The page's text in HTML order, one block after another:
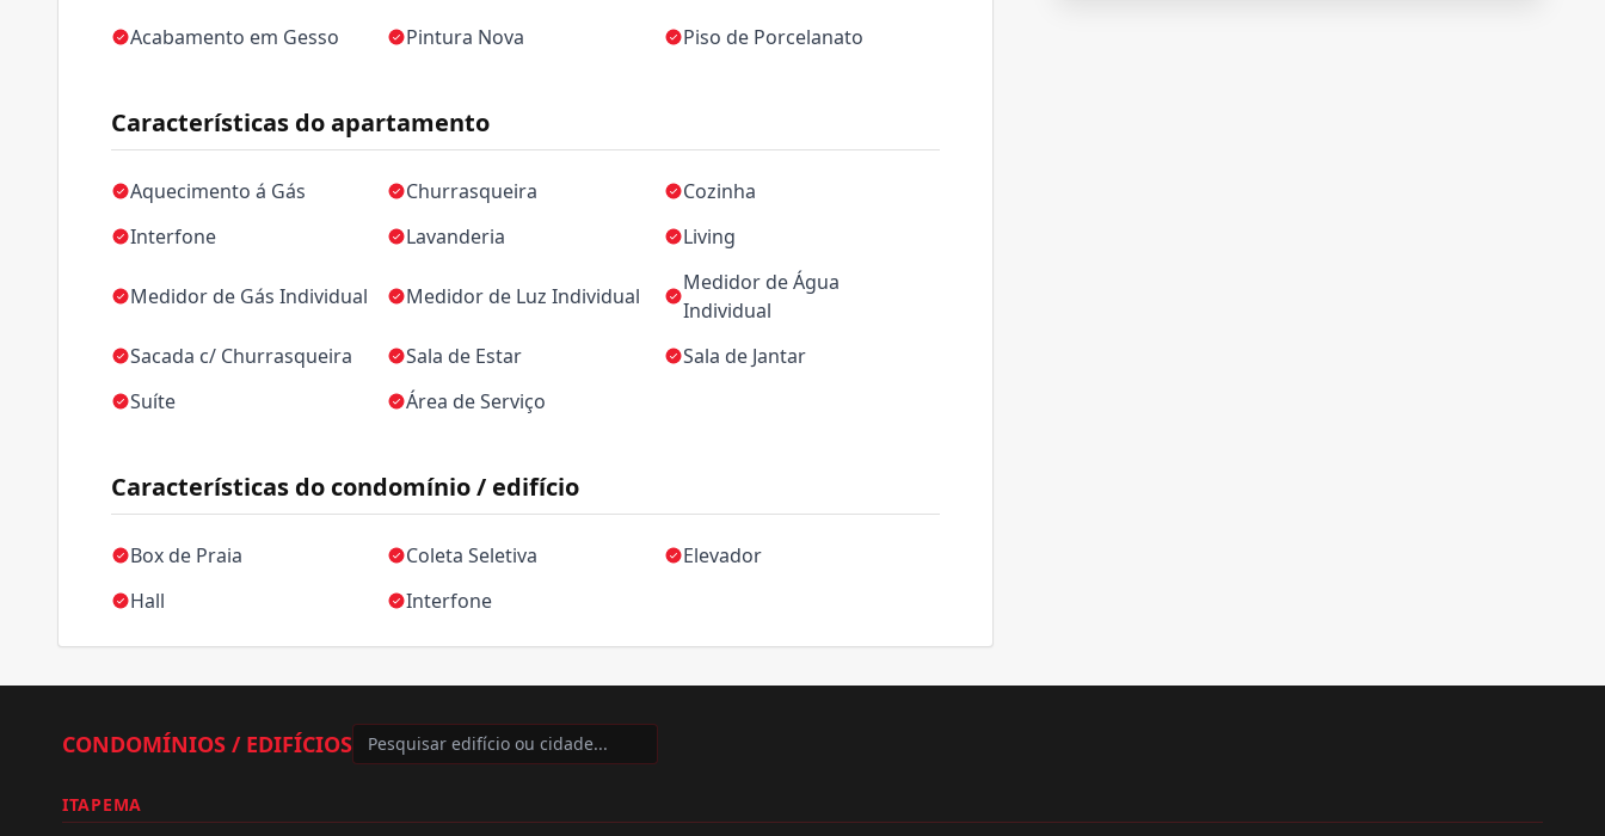
Acabamento em Gesso Pintura Nova Piso de Porcelanato
Características do apartamento
Aquecimento á Gás Churrasqueira
Cozinha
Interfone
Lavanderia Living
Medidor de Gás Individual Medidor de Luz Individual
Medidor de Água
Individual
Sacada c/ Churrasqueira
Sala de Estar
Sala de Jantar
Suíte
Área de Serviço
Características do condomínio / edifício
Box de Praia Coleta Seletiva
Elevador
Hall
Interfone
CONDOMÍNIOS / EDIFÍCIOS
ITAPEMA